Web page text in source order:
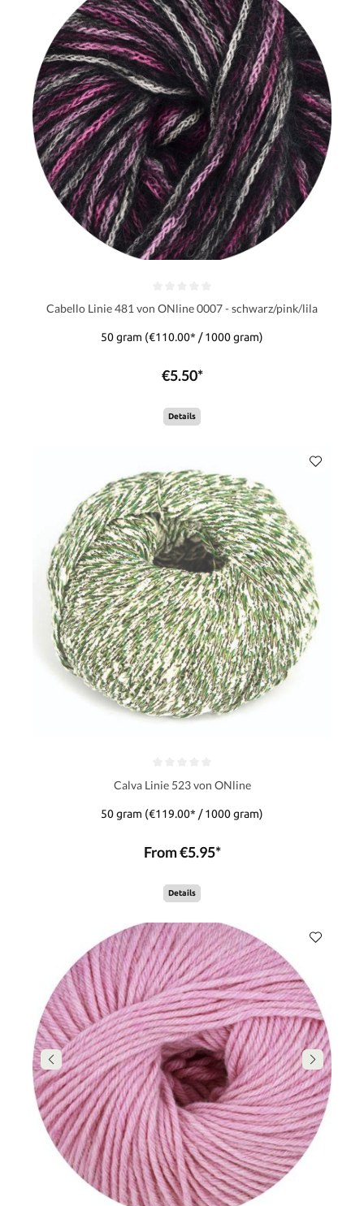
Cabello Linie 481 von ONline 0007 - schwarz/pink/lila
50 gram (€110.00* / 1000 gram)
€5.50*
Details
Calva Linie 523 von ONline
50 gram (€119.00* / 1000 gram)
From €5.95*
Details